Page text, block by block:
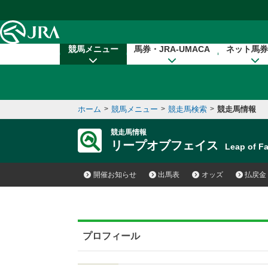
競馬メニュー 馬券・JRA-UMACA ネット馬
ホーム > 競馬メニュー > 競走馬検索 > 競走馬情報
競走馬情報
リープオブフェイス Leap of
開催お知らせ 出馬表 オッズ 払戻金
プロフィール